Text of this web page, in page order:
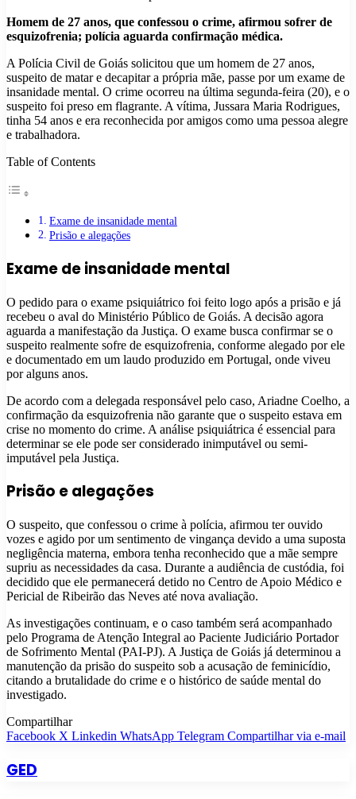
Homem de 27 anos, que confessou o crime, afirmou sofrer de
esquizofrenia; polícia aguarda confirmação médica.
A Polícia Civil de Goiás solicitou que um homem de 27 anos,
suspeito de matar e decapitar a própria mãe, passe por um exame de
insanidade mental. O crime ocorreu na última segunda-feira (20), e o
suspeito foi preso em flagrante. A vítima, Jussara Maria Rodrigues,
tinha 54 anos e era reconhecida por amigos como uma pessoa alegre
e trabalhadora.
Table of Contents
Exame de insanidade mental
Prisão e alegações
Exame de insanidade mental
O pedido para o exame psiquiátrico foi feito logo após a prisão e já
recebeu o aval do Ministério Público de Goiás. A decisão agora
aguarda a manifestação da Justiça. O exame busca confirmar se o
suspeito realmente sofre de esquizofrenia, conforme alegado por ele
e documentado em um laudo produzido em Portugal, onde viveu
por alguns anos.
De acordo com a delegada responsável pelo caso, Ariadne Coelho, a
confirmação da esquizofrenia não garante que o suspeito estava em
crise no momento do crime. A análise psiquiátrica é essencial para
determinar se ele pode ser considerado inimputável ou semi-
imputável pela Justiça.
Prisão e alegações
O suspeito, que confessou o crime à polícia, afirmou ter ouvido
vozes e agido por um sentimento de vingança devido a uma suposta
negligência materna, embora tenha reconhecido que a mãe sempre
supriu as necessidades da casa. Durante a audiência de custódia, foi
decidido que ele permanecerá detido no Centro de Apoio Médico e
Pericial de Ribeirão das Neves até nova avaliação.
As investigações continuam, e o caso também será acompanhado
pelo Programa de Atenção Integral ao Paciente Judiciário Portador
de Sofrimento Mental (PAI-PJ). A Justiça de Goiás já determinou a
manutenção da prisão do suspeito sob a acusação de feminicídio,
citando a brutalidade do crime e o histórico de saúde mental do
investigado.
Compartilhar
Facebook X Linkedin WhatsApp Telegram Compartilhar via e-mail
GED